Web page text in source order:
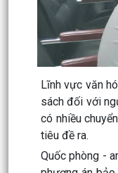
Lĩnh vực văn
sách đối với
có nhiều
tiêu đề ra.
Quốc phòng -